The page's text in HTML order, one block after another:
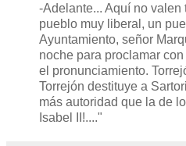
-Adelante... Aquí no valen
pueblo muy liberal, un
Ayuntamiento, señor
noche para proclamar
el pronunciamiento.
Torrejón destituye a
más autoridad que la de
Isabel II!...."